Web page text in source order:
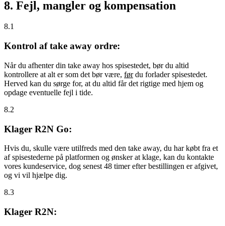
8. Fejl, mangler og kompensation
8.1
Kontrol af take away ordre:
Når du afhenter din take away hos spisestedet, bør du altid
kontrollere at alt er som det bør være, førdu forlader spisestedet.
Herved kan du sørge for, at du altid får det rigtige med hjem og
opdage eventuelle fejl i tide.
8.2
Klager R2N Go:
Hvis du, skulle være utilfreds med den take away, du har købt fra et
af spisestederne på platformen og ønsker at klage, kan du kontakte
vores kundeservice, dog senest 48 timer efter bestillingen er afgivet,
og vi vil hjælpe dig.
8.3
Klager R2N: